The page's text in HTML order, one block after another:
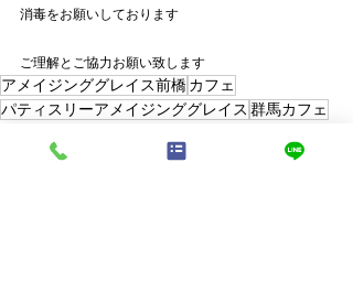
消毒をお願いしております
ご理解とご協力お願い致します
アメイジンググレイス前橋カフェ
パティスリーアメイジンググレイス 群馬カフェ